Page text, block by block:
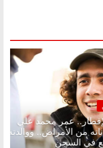
الرئيسية
مقعد شاغر على مائدة
طالب الهندسة يشكو
أحلى سنين عمره بتضيع في السجن